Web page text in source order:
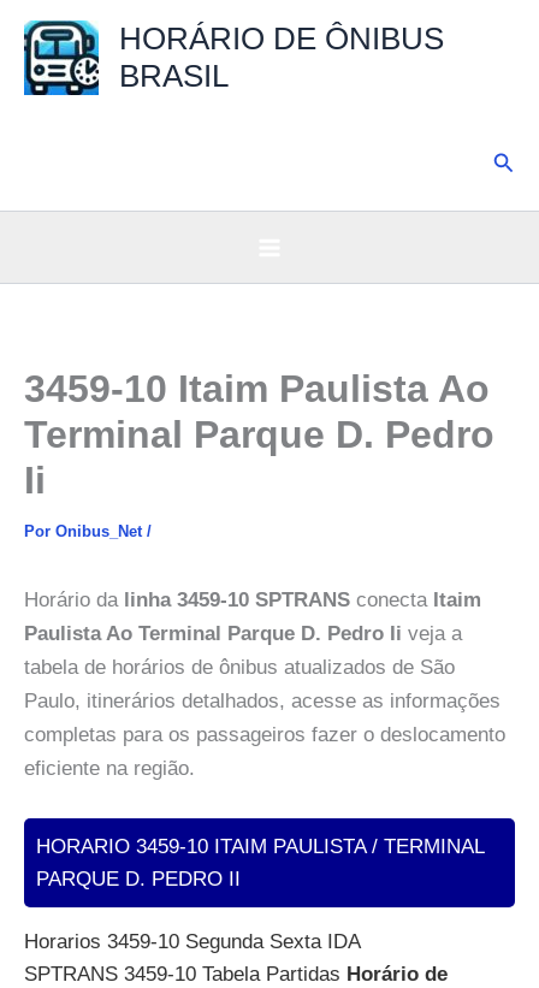
para
HORÁRIO DE ÔNIBUS
BRASIL
3459-10 Itaim Paulista Ao
Terminal Parque D. Pedro
Ii
Por Onibus_Net /
Horário da linha 3459-10 SPTRANS conecta Itaim
Paulista Ao Terminal Parque D. Pedro Ii veja a
tabela de horários de ônibus atualizados de São
Paulo, itinerários detalhados, acesse as informações
completas para os passageiros fazer o deslocamento
eficiente na região.
HORARIO 3459-10 ITAIM PAULISTA / TERMINAL
PARQUE D. PEDRO II
Horarios 3459-10 Segunda Sexta IDA
SPTRANS 3459-10 Tabela Partidas Horário de